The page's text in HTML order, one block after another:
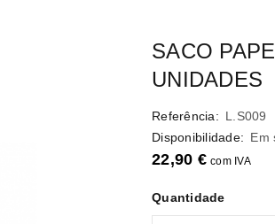
SACO
UNIDADES
Referência: L.S009
Disponibilidade: Em
22,90 € com IVA
Quantidade